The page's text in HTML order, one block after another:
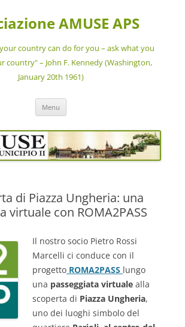
AMUSE APS
country can do for you – ask what you
country" – John F. Kennedy (Washington,
January 20th 1961)
Menu
di Piazza Ungheria: una
virtuale con ROMA2PASS
Il nostro socio Pietro Rossi
Marcelli ci conduce con il
progetto ROMA2PASS lungo
una passeggiata virtuale alla
scoperta di Piazza Ungheria,
uno dei luoghi simbolo del